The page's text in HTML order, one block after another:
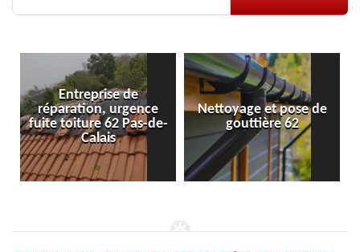
de
urgence
Pas-de-
Nettoyage et pose de
gouttière 62
Pose et
velux 62